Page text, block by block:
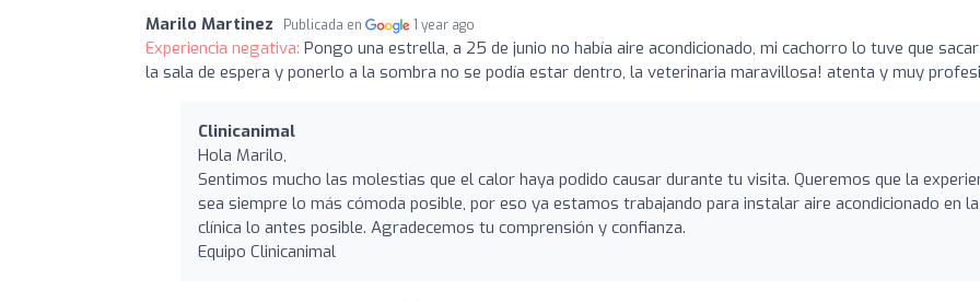
Marilo Martinez Publicada en 1 year ago
Experiencia negativa: Pongo una estrella, a 25 de junio no había aire acondicionado, mi cachorro lo tuve que
la sala de espera y ponerlo a la sombra no se podía estar dentro, la veterinaria maravillosa! atenta y muy
Clinicanimal
Hola Marilo,
Sentimos mucho las molestias que el calor haya podido causar durante tu visita. Queremos que la
sea siempre lo más cómoda posible, por eso ya estamos trabajando para instalar aire acondicionado en la
clínica lo antes posible. Agradecemos tu comprensión y confianza.
Equipo Clinicanimal